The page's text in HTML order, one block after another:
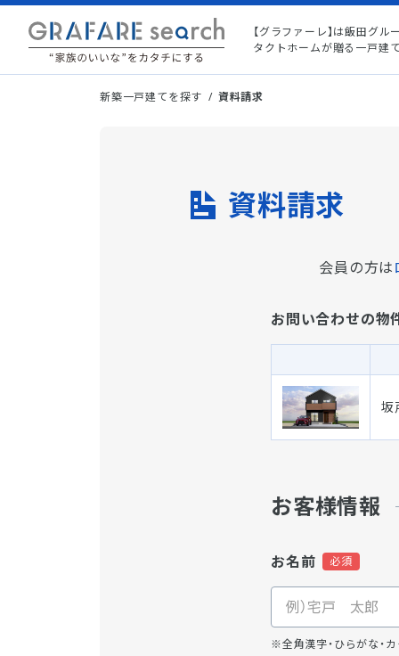
【グラファーレ】は飯田グ
タクトホームが贈る一戸建
新築一戸建てを探す 資料請求
資料請求
会員の方は
お問い合わせの物
坂
お客様情報
お名前
※全角漢字・ひらがな・